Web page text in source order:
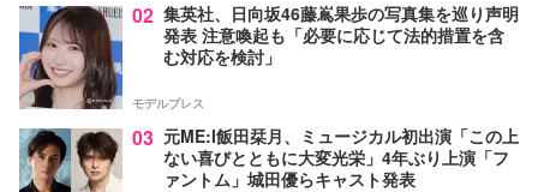
02 集英社、日向坂46藤嶌果歩の写真集を巡り声明
発表 注意喚起も「必要に応じて法的措置を含
む対応を検討」
モデルプレス
03 元ME:I飯田栞月、ミュージカル初出演「この上
ない喜びとともに大変光栄」4年ぶり上演「フ
ァントム」城田優らキャスト発表